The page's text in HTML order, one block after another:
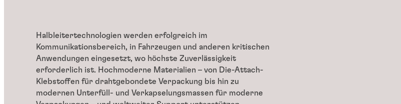
Halbleitertechnologien werden erfolgreich im
Kommunikationsbereich, in Fahrzeugen und anderen kritischen
Anwendungen eingesetzt, wo höchste Zuverlässigkeit
erforderlich ist. Hochmoderne Materialien – von Die-Attach-
Klebstoffen für drahtgebondete Verpackung bis hin zu
modernen Unterfüll- und Verkapselungsmassen für moderne